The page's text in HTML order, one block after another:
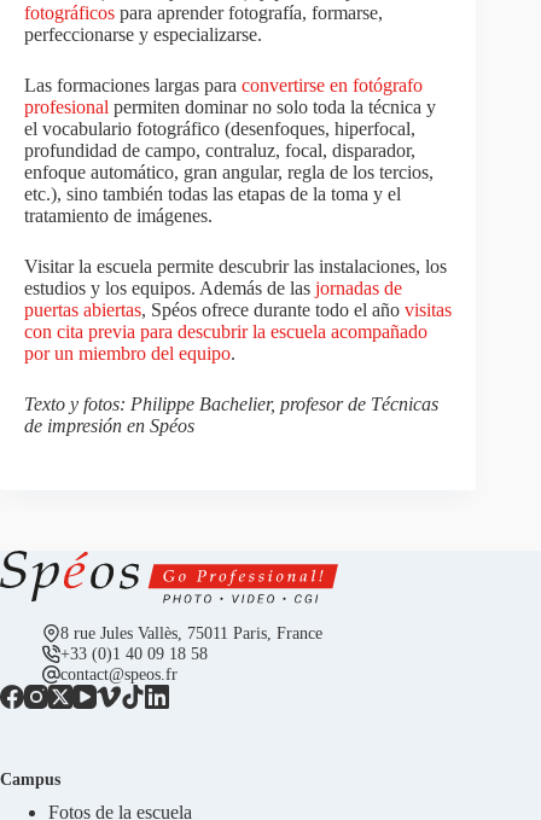
fotográficos para aprender fotografía, formarse,
perfeccionarse y especializarse.
Las formaciones largas para convertirse en fotógrafo
profesional permiten dominar no solo toda la técnica y
el vocabulario fotográfico (desenfoques, hiperfocal,
profundidad de campo, contraluz, focal, disparador,
enfoque automático, gran angular, regla de los tercios,
etc.), sino también todas las etapas de la toma y el
tratamiento de imágenes.
Visitar la escuela permite descubrir las instalaciones, los
estudios y los equipos. Además de las jornadas de
puertas abiertas, Spéos ofrece durante todo el año visitas
con cita previa para descubrir la escuela acompañado
por un miembro del equipo.
Texto y fotos: Philippe Bachelier, profesor de Técnicas
de impresión en Spéos
8 rue Jules Vallès, 75011 Paris, France
+33 (0)1 40 09 18 58
contact@speos.fr
Campus
Fotos de la escuela